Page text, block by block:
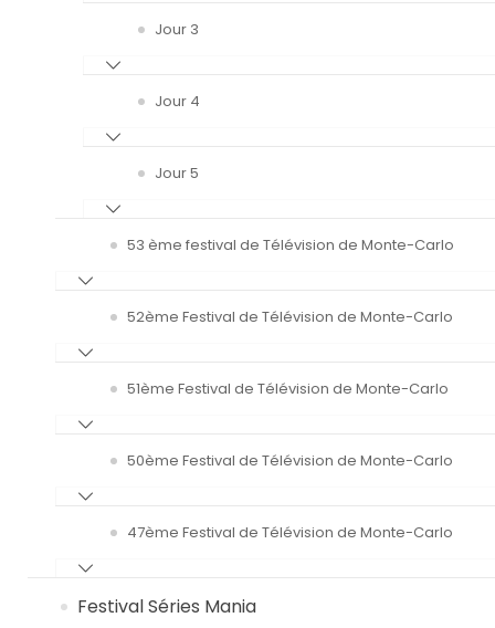
Jour 3
Jour 4
Jour 5
53 ème festival de Télévision de Monte-Carlo
52ème Festival de Télévision de Monte-Carlo
51ème Festival de Télévision de Monte-Carlo
50ème Festival de Télévision de Monte-Carlo
47ème Festival de Télévision de Monte-Carlo
Festival Séries Mania